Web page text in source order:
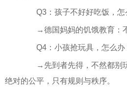
Q3：孩子不好好吃饭，怎
→德国妈妈的饥饿教育：不
Q4：小孩抢玩具，怎么办
→先到者先得，不然都别玩
绝对的公平，只有规则与秩序。